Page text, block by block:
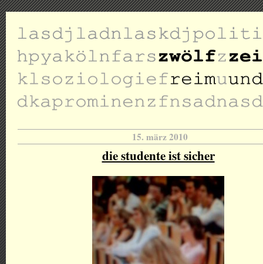
15. märz 2010
die studente ist sicher